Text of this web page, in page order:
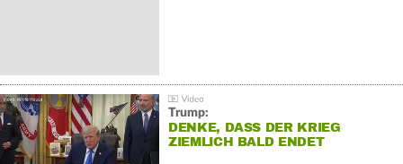
Trump:
DENKE, DASS DER KRIEG
ZIEMLICH BALD ENDET